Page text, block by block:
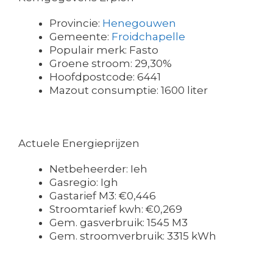
Provincie: Henegouwen
Gemeente: Froidchapelle
Populair merk: Fasto
Groene stroom: 29,30%
Hoofdpostcode: 6441
Mazout consumptie: 1600 liter
Actuele Energieprijzen
Netbeheerder: Ieh
Gasregio: Igh
Gastarief M3: €0,446
Stroomtarief kwh: €0,269
Gem. gasverbruik: 1545 M3
Gem. stroomverbruik: 3315 kWh